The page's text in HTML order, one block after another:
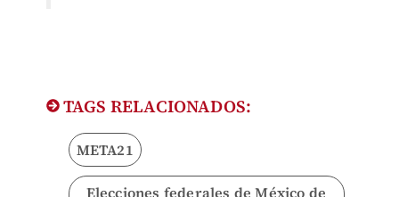
TAGS RELACIONADOS:
META21
Elecciones federales de México de